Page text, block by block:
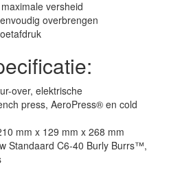
versheid
overbrengen
over, elektrische
press, AeroPress® en cold
mm x 129 mm x 268 mm
Standaard C6-40 Burly Burrs™,